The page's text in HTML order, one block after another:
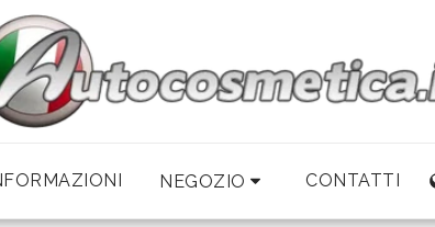
NEGOZIO CONTATTI